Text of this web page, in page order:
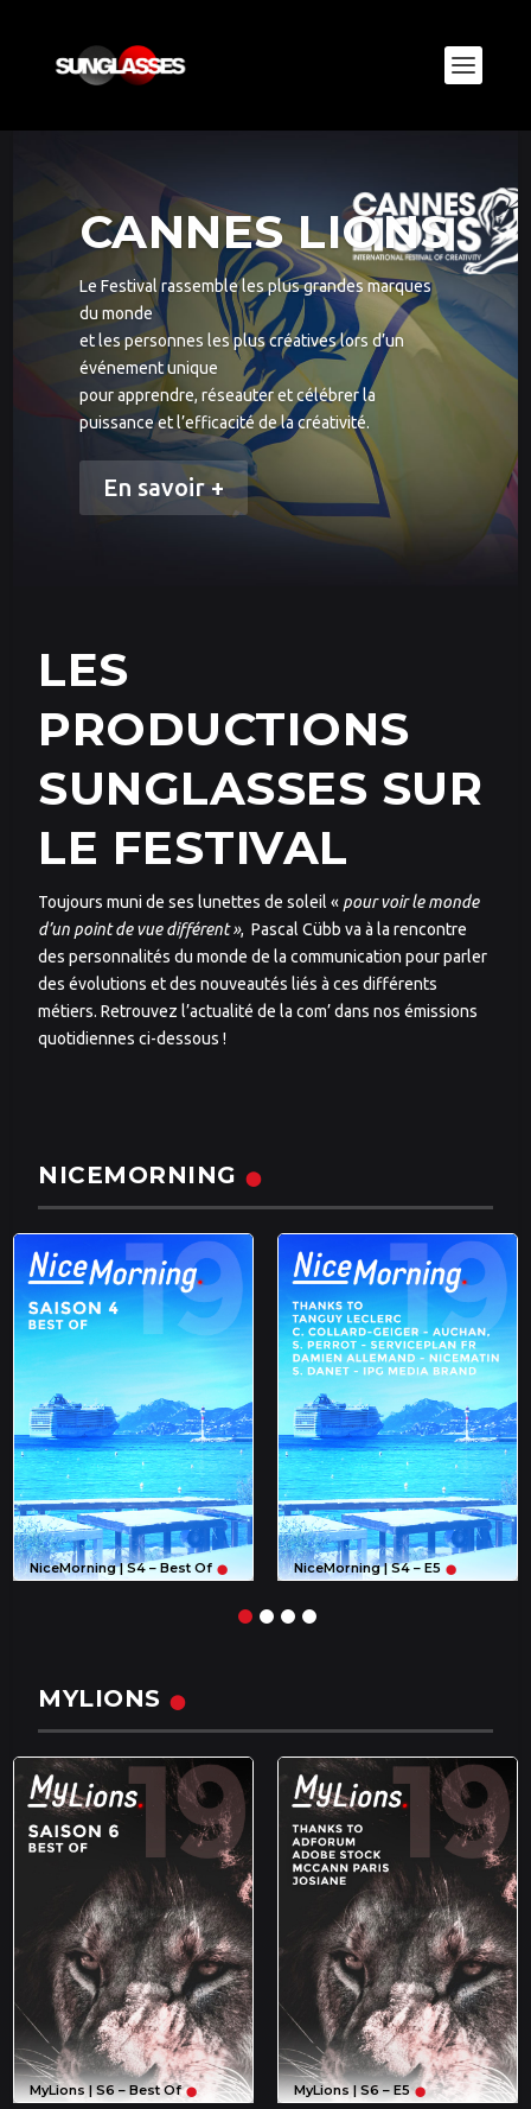
CANNES LIONS
Le Festival rassemble les plus grandes marques
du monde
et les personnes les plus créatives lors d’un
événement unique
pour apprendre, réseauter et célébrer la
puissance et l’efficacité de la créativité.
En savoir +
LES
PRODUCTIONS
SUNGLASSES SUR
LE FESTIVAL
Toujours muni de ses lunettes de soleil « pour voir le monde
d’un point de vue différent », Pascal Cübb va à la rencontre
des personnalités du monde de la communication pour parler
des évolutions et des nouveautés liés à ces différents
métiers. Retrouvez l’actualité de la com’ dans nos émissions
quotidiennes ci-dessous !
NICEMORNING
NiceMorning | S4 – Best Of NiceMorning | S4 – E5
MYLIONS
MyLions | S6 – Best Of MyLions | S6 – E5